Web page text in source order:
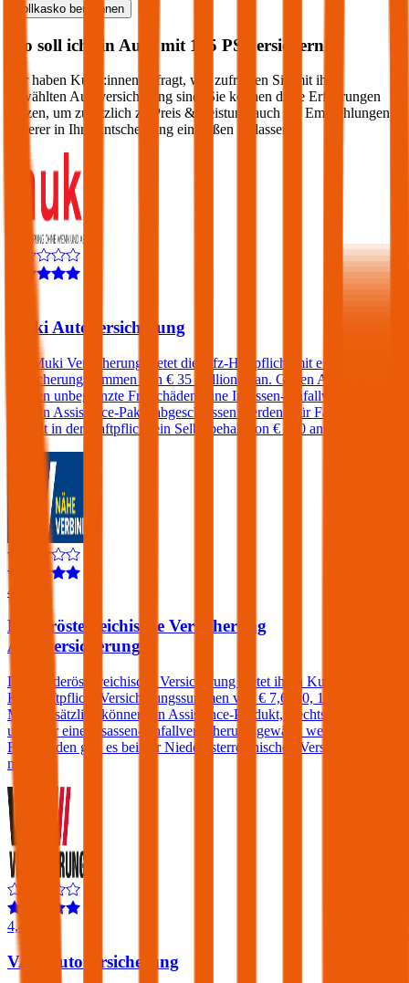
Vollkasko berechnen
Wo soll ich ein Auto mit 125 PS versichern?
Wir haben Kund:innen befragt, wie zufrieden Sie mit ihrer
gewählten Autoversicherung sind. Sie können diese Erfahrungen
nutzen, um zusätzlich zu Preis & Leistung auch die Empfehlungen
anderer in Ihre Entscheidung einfließen zu lassen:
Muki Autoversicherung
Die Muki Versicherung bietet die Kfz-Haftpflicht mit einer
Versicherungssummen von € 35 Millionen an. Gegen Aufpreis
können unbegrenzte Freischäden, eine Insassen-Unfallversicherung
und ein Assistance-Paket abgeschlossen werden. Für Fahrer unter
23 fällt in der Haftpflicht ein Selbstbehalt von € 500 an.
4,1
Niederösterreichische Versicherung
Autoversicherung
Die Niederösterreichische Versicherung bietet ihren Kunden in der
Kfz-Haftpflicht Versicherungssummen von € 7,6, 10, 15 und 20
Mio. Zusätzlich können ein Assistance-Produkt, Rechtsschutz
und/oder eine Insassen-Unfallversicherung gewählt werden. Einen
Freischaden gibt es bei der Niederösterreichischen Versicherung
nicht.
4,4
VAV Autoversicherung